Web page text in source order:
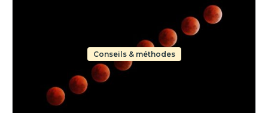
Conseils & méthodes